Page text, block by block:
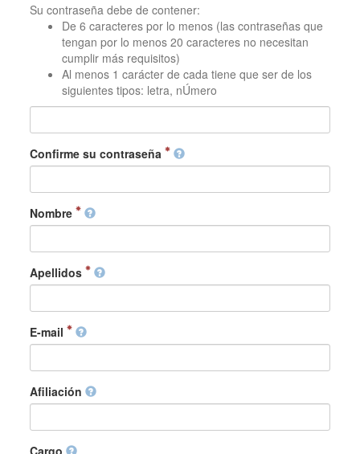
Su contraseña debe de contener:
De 6 caracteres por lo menos (las contraseñas que
tengan por lo menos 20 caracteres no necesitan
cumplir más requisitos)
Al menos 1 carácter de cada tiene que ser de los
siguientes tipos: letra, nÚmero
Confirme su contraseña
Nombre
Apellidos
E-mail
Afiliación
Cargo